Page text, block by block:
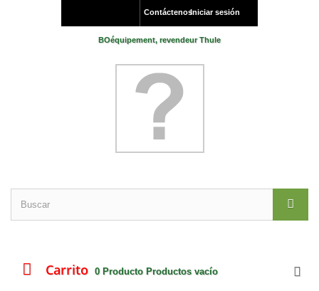
Iniciar sesión
Contáctenos
BOéquipement, revendeur Thule
Carrito 0 Producto Productos vacío